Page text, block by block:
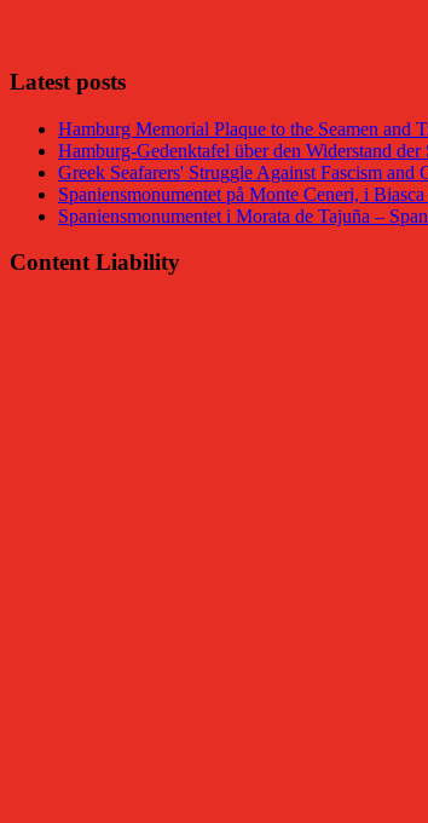
Latest posts
Hamburg Memorial Plaque to the Seamen and
Hamburg-Gedenktafel über den Widerstand
Greek Seafarers' Struggle Against Fascism and
Spaniensmonumentet på Monte Ceneri, i
Spaniensmonumentet i Morata de Tajuña –
Content Liability